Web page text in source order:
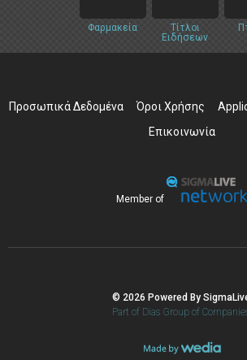
Φαρμακεία
Τίτλοι
Ειδήσεων
Προσωπικά Δεδομένα Όροι Χρήσης
Επικοινωνία
Member of
© 2026 Powered By
Part of Dias Group of